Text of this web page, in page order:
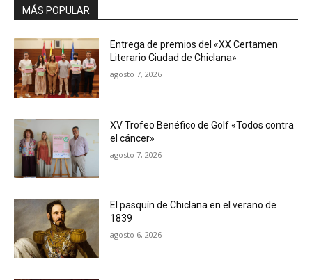
MÁS POPULAR
Entrega de premios del «XX Certamen
Literario Ciudad de Chiclana»
agosto 7, 2026
XV Trofeo Benéfico de Golf «Todos contra
el cáncer»
agosto 7, 2026
El pasquín de Chiclana en el verano de
1839
agosto 6, 2026